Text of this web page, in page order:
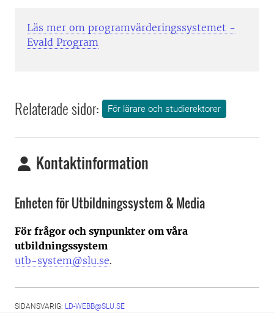
Läs mer om programvärderingssystemet -
Evald Program
Relaterade sidor: För lärare och studierektorer
Kontaktinformation
Enheten för Utbildningssystem & Media
För frågor och synpunkter om våra
utbildningssystem
utb-system@slu.se.
SIDANSVARIG: LD-WEBB@SLU.SE